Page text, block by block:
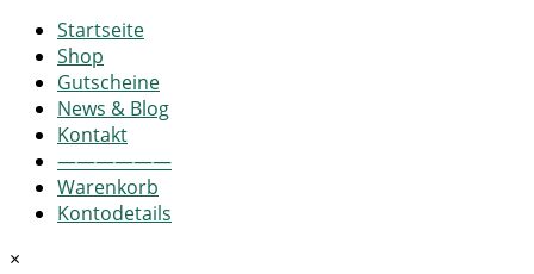
Startseite
Shop
Gutscheine
News & Blog
Kontakt
——————
Warenkorb
Kontodetails
×